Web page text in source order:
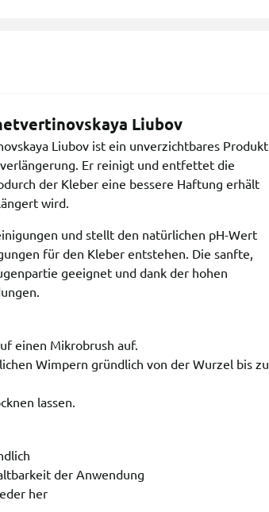
Liubov
Liubov ist ein unverzichtbares Produkt
Er reinigt und entfettet die
der Kleber eine bessere Haftung erhält
wird.
und stellt den natürlichen pH-Wert
für den Kleber entstehen. Die sanfte,
geeignet und dank der hohen
einen Mikrobrush auf.
Wimpern gründlich von der Wurzel bis zu
lassen.
der Anwendung
her